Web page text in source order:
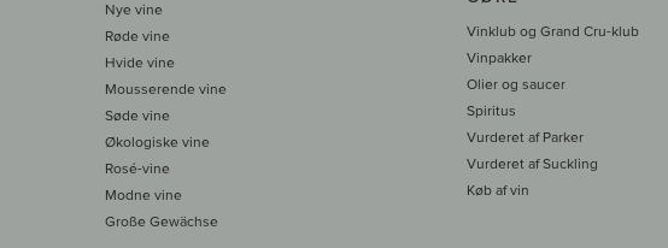
Nye vine
Røde vine
Hvide vine
Mousserende vine
Søde vine
Økologiske vine
Rosé-vine
Modne vine
Große Gewächse
Vinklub og Grand Cru-klub
Vinpakker
Olier og saucer
Spiritus
Vurderet af Parker
Vurderet af Suckling
Køb af vin